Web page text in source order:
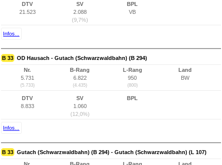
DTV
21.523
SV
2.088
(9,7%)
BPL
VB
Infos...
B 33 OD Hausach - Gutach (Schwarzwaldbahn) (B 294)
Nr.
5.731
(5.733)
B-Rang
6.822
(4.435)
L-Rang
950
(800)
Land
BW
DTV
8.833
SV
1.060
(12,0%)
BPL
Infos...
B 33 Gutach (Schwarzwaldbahn) (B 294) - Gutach (Schwarzwaldbahn) (L 107)